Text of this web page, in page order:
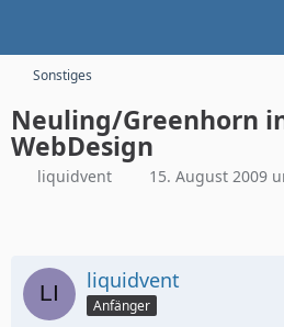
Sonstiges
Neuling/Greenhorn
WebDesign
liquidvent 15. August 2009
liquidvent
Anfänger